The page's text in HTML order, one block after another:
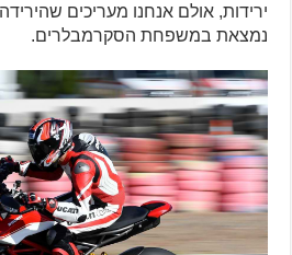
ירידות, אולם אנחנו מעריכים
נמצאת במשפחת הסקרמבלרים.